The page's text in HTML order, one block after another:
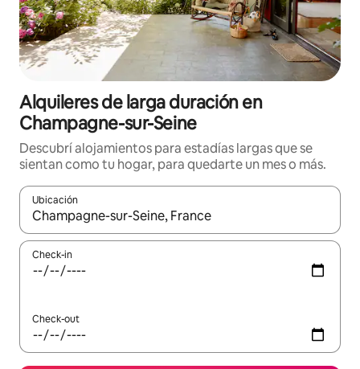
Alquileres de larga duración en
Champagne-sur-Seine
Descubrí alojamientos para estadías largas que se
sientan como tu hogar, para quedarte un mes o más.
Ubicación
Cuando los resultados estén disponibles, navegá con las
Check-in
Check-out